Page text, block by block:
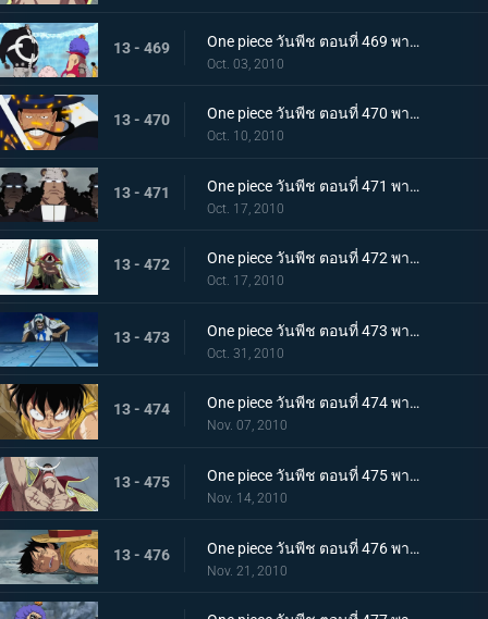
13 - 469 One piece วันพีช ตอนที่ 469 พากย์ไทย เหตุผิดปกติที่เกิดจากคุมะ หมัดแห่งความโกรธของคุณอีวา
Oct. 03, 2010
13 - 470 One piece วันพีช ตอนที่ 470 พากย์ไทย สุดยอดนักดาบมิฮอว์ค คมดาบดำที่ฟาดใส่ลูฟี่
Oct. 10, 2010
13 - 471 One piece วันพีช ตอนที่ 471 พากย์ไทย เริ่มแผนทำลายล้าง อาณุภาพของกองทัพแปซิฟิสต้า
Oct. 17, 2010
13 - 472 One piece วันพีช ตอนที่ 472 พากย์ไทย อุบายของอาคาอินุ! หนวดขาวติดกับเข้าแล้ว
Oct. 17, 2010
13 - 473 One piece วันพีช ตอนที่ 473 พากย์ไทย เริ่มใช้แผนกำแพงล้อม! กลุ่มโจรสลัดหนวดขาวจนมุม!!
Oct. 31, 2010
13 - 474 One piece วันพีช ตอนที่ 474 พากย์ไทย คำสั่งลงมือประหารออกมาแล้ว ถล่มกำแพงที่ล้อมเร็วเข้า!
Nov. 07, 2010
13 - 475 One piece วันพีช ตอนที่ 475 พากย์ไทย เข้าสู่ช่วงสุดท้าย! หมากพลิกสถานการณ์ของหนวดขาว
Nov. 14, 2010
13 - 476 One piece วันพีช ตอนที่ 476 พากย์ไทย ลูพี่หมดแรง! สงครามดุเดือดเหนือลานโอริส!!
Nov. 21, 2010